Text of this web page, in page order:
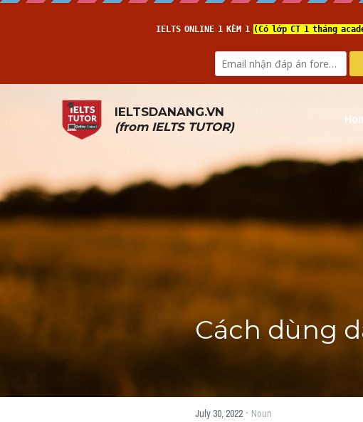
IELTSDANANG.VN
(from IELTS TUTOR)
Cách dùng
July 30, 2022 · Noun